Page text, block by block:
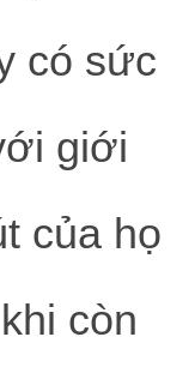
có sức
giới
của họ
còn